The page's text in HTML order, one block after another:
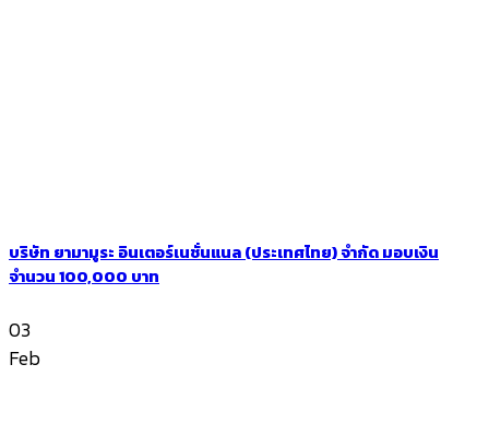
บริษัท ยามามูระ อินเตอร์เนชั่นแนล (ประเทศไทย) จำกัด มอบเงิน
จำนวน 100,000 บาท
03
Feb